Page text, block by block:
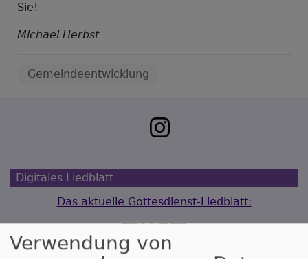
Sie!
Michael Herbst
Gemeindeentwicklung
Digitales Liedblatt
Das aktuelle Gottesdienst-Liedblatt:
Verwendung von